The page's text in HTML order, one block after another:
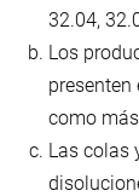
32.04,
Los
como
Las colas